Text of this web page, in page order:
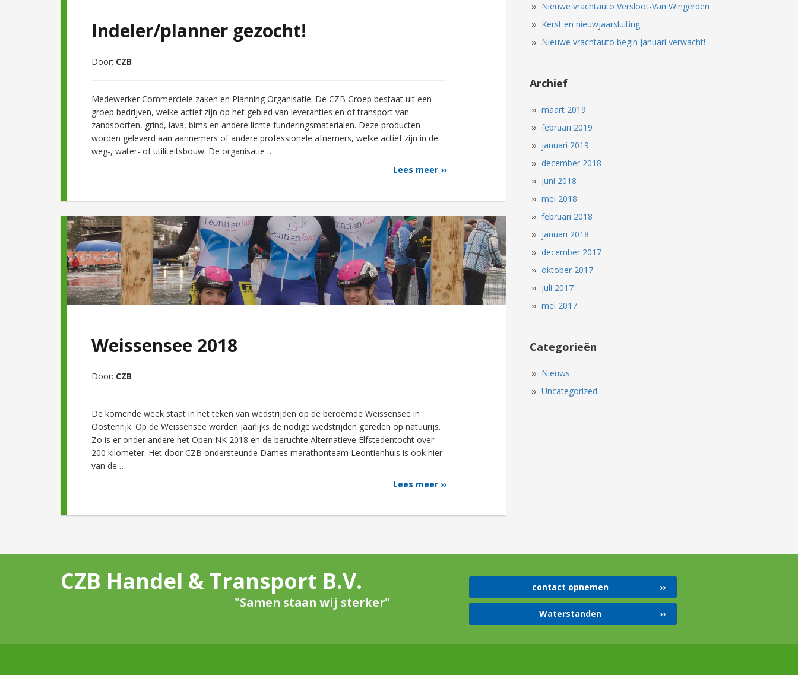
Indeler/planner gezocht!
Door: CZB
Medewerker Commerciële zaken en Planning Organisatie: De CZB Groep bestaat uit een
groep bedrijven, welke actief zijn op het gebied van leveranties en of transport van
zandsoorten, grind, lava, bims en andere lichte funderingsmaterialen. Deze producten
worden geleverd aan aannemers of andere professionele afnemers, welke actief zijn in de
weg-, water- of utiliteitsbouw. De organisatie …
Lees meer ››
Weissensee 2018
Door: CZB
De komende week staat in het teken van wedstrijden op de beroemde Weissensee in
Oostenrijk. Op de Weissensee worden jaarlijks de nodige wedstrijden gereden op natuurijs.
Zo is er onder andere het Open NK 2018 en de beruchte Alternatieve Elfstedentocht over
200 kilometer. Het door CZB ondersteunde Dames marathonteam Leontienhuis is ook hier
van de …
Lees meer ››
Nieuwe vrachtauto Versloot-Van Wingerden
Kerst en nieuwjaarsluiting
Nieuwe vrachtauto begin januari verwacht!
Archief
maart 2019
februari 2019
januari 2019
december 2018
juni 2018
mei 2018
februari 2018
januari 2018
december 2017
oktober 2017
juli 2017
mei 2017
Categorieën
Nieuws
Uncategorized
CZB Handel & Transport B.V.
"Samen staan wij sterker"
contact opnemen
Waterstanden